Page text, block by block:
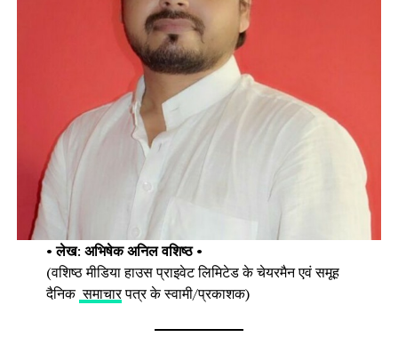
•लेख: अभिषेक अनिल वशिष्ठ•
(वशिष्ठ मीडिया हाउस प्राइवेट लिमिटेड के चेयरमैन एवं समूह
दैनिक समाचारपत्र के स्वामी/प्रकाशक)